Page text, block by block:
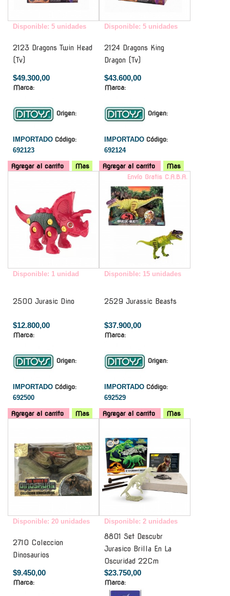
Disponible: 5 unidades
2123 Dragons Twin Head
(Tv)
$49.300,00
Marca:
Origen:
IMPORTADO Código:
692123
Agregar al carrito Mas
Disponible: 5 unidades
2124 Dragons King
Dragon (Tv)
$43.600,00
Marca:
Origen:
IMPORTADO Código:
692124
Agregar al carrito
Mas
Disponible: 1 unidad
2500 Jurasic Dino
$12.800,00
Marca:
Origen:
IMPORTADO Código:
692500
Agregar al carrito Mas
Envío Gratis C.A.B.A.
Disponible: 15 unidades
2529 Jurassic Beasts
$37.900,00
Marca:
Origen:
IMPORTADO Código:
692529
Agregar al carrito
Mas
Disponible: 20 unidades
2710 Coleccion
Dinosaurios
$9.450,00
Marca:
Disponible: 2 unidades
8801 Set Descubr
Jurasico Brilla En La
Oscuridad 22Cm
$23.750,00
Marca: